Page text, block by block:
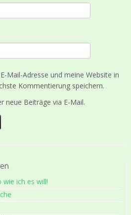
Mail-Adresse und meine Website in
Kommentierung speichern.
neue Beiträge via E-Mail.
wie ich es will!